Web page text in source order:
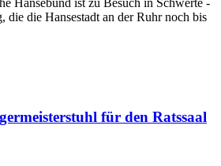
die die Hansestadt an der Ruhr noch bis
für den Ratssaal